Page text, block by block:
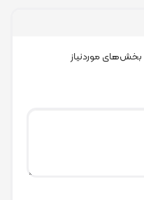
بخش‌های موردنیاز